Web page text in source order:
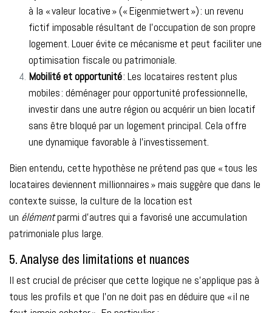
à la « valeur locative » (« Eigenmietwert ») : un revenu
fictif imposable résultant de l’occupation de son propre
logement. Louer évite ce mécanisme et peut faciliter une
optimisation fiscale ou patrimoniale.
Mobilité et opportunité: Les locataires restent plus
mobiles : déménager pour opportunité professionnelle,
investir dans une autre région ou acquérir un bien locatif
sans être bloqué par un logement principal. Cela offre
une dynamique favorable à l’investissement.
Bien entendu, cette hypothèse ne prétend pas que « tous les
locataires deviennent millionnaires » mais suggère que dans le
contexte suisse, la culture de la location est
un élémentparmi d’autres qui a favorisé une accumulation
patrimoniale plus large.
5. Analyse des limitations et nuances
Il est crucial de préciser que cette logique ne s’applique pas à
tous les profils et que l’on ne doit pas en déduire que « il ne